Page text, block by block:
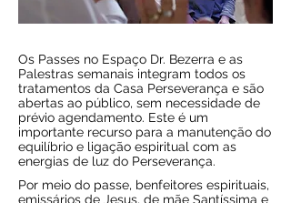
Os Passes no Espaço Dr. Bezerra e as
Palestras semanais integram todos os
tratamentos da Casa Perseverança e são
abertas ao público, sem necessidade de
prévio agendamento. Este é um
importante recurso para a manutenção do
equilíbrio e ligação espiritual com as
energias de luz do Perseverança.
Por meio do passe, benfeitores espirituais,
emissários de Jesus, de mãe Santíssima e